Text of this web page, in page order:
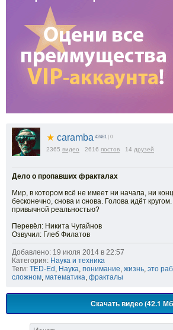
★ caramba 42461 | 0
2365 видео 2616 постов 14 друзей
Дело о пропавших фракталах
Мир, в котором всё не имеет ни начала, ни
бесконечно, снова и снова. Голова идёт
привычной реальностью?
Перевёл: Никита Чугайнов
Озвучил: Глеб Филатов
Добавлено: 19 июля 2014 в 22:57
Категория: Наука и техника
Теги: TED-Ed , Наука, понимание, жизнь, это
сложном, математика, фракталы
Скачать видео (42.1